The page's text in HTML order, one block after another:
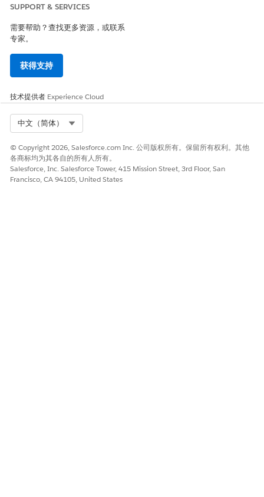
改善自助体验：
减少摩擦：用户获得直接答案，无需导航离开主页即可开始流
程。
提高准确性：通过使用可操作的智能搜索工具，客服人员会提供
基于特定 Enterprise Knowledge 数据的汇总。
注于复杂的个案解决。
本文章是否解决您的问题？
请与我们共享您的想法，以便我们进行改进！
SUPPORT & SERVICES
需要帮助？查找更多资源，或联系
专家。
获得支持
技术提供者 Experience Cloud
中文（简体）
© Copyright 2026, Salesforce.com Inc. 公司版权所有。保留所有权利。其他
各商标均为其各自的所有人所有。
Salesforce, Inc. Salesforce Tower, 415 Mission Street, 3rd Floor, San
Francisco, CA 94105, United States